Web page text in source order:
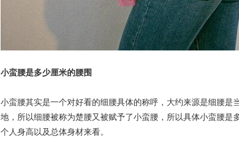
小蛮腰是多少厘米的腰围
小蛮腰其实是一个对好看的细腰具体的称呼，大约来源是细腰是
地，所以细腰被称为楚腰又被赋予了小蛮腰，所以具体小蛮腰是
个人身高以及总体身材来看。